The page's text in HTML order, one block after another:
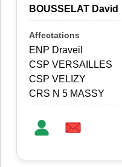
BOUSSELAT David
ENP Draveil
CSP VERSAILLES
CSP VELIZY
CRS N 5 MASSY